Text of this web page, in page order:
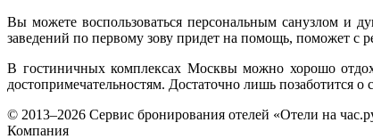
Вы можете воспользоваться персональным санузлом и
заведений по первому зову придет на помощь, поможет с
В гостиничных комплексах Москвы можно хорошо
достопримечательностям. Достаточно лишь позаботится
© 2013–2026 Сервис бронирования отелей «Отели на
Компания